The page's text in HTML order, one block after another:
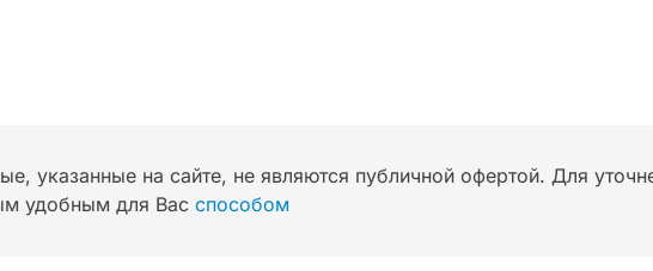
указанные на сайте, не являются публичной офертой. Для
удобным для Вас способом